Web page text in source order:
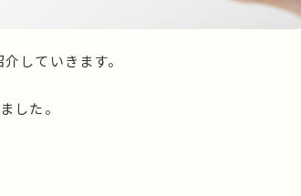
していきます。
した。